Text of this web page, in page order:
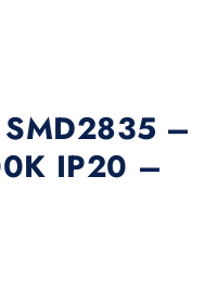
SMD2835 –
IP20 –